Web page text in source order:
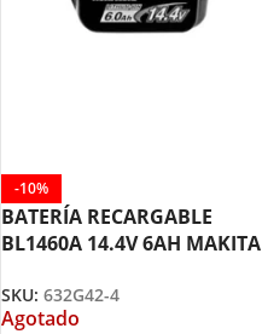
-10%
BATERÍA RECARGABLE
BL1460A 14.4V 6AH MAKITA
SKU:632G42-4
Agotado